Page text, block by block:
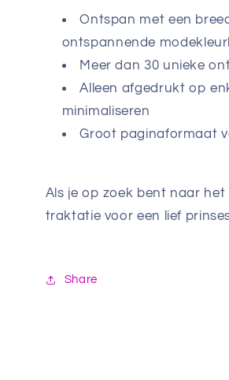
Ontspan met een
ontspannende
Meer dan 30 unieke
Alleen afgedrukt op
minimaliseren
Groot paginaformaat
Als je op zoek bent naar
traktatie voor een lief
Share